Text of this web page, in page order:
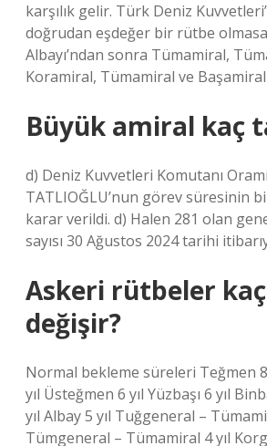
karşılık gelir. Türk Deniz
doğrudan eşdeğer bir rütbe
Albayı’ndan sonra Tümamiral,
Koramiral, Tümamiral ve
Büyük amiral kaç
d) Deniz Kuvvetleri Komutanı
TATLIOĞLU’nun görev süresinin
karar verildi. d) Halen 281 olan
sayısı 30 Ağustos 2024 tarihi
Askeri rütbeler kaç
değişir?
Normal bekleme süreleri Teğmen
yıl Üsteğmen 6 yıl Yüzbaşı 6 yıl
yıl Albay 5 yıl Tuğgeneral –
Tümgeneral – Tümamiral 4 yıl